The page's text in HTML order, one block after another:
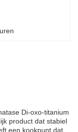
Di-oxo-titanium
product dat stabiel
een kookpunt dat